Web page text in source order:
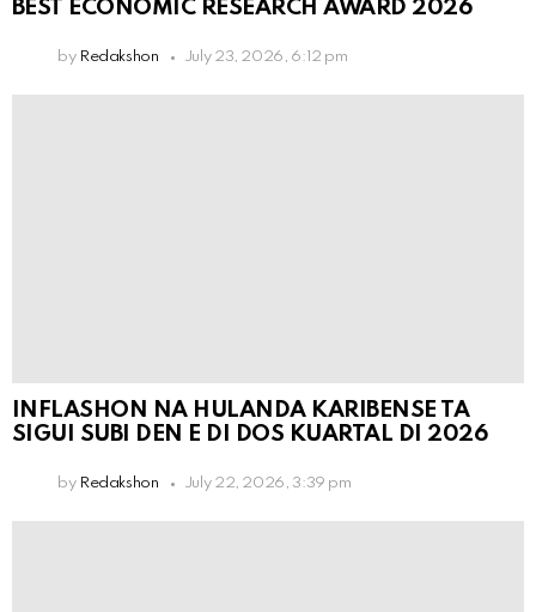
BEST ECONOMIC RESEARCH AWARD 2026
by Redakshon July 23, 2026, 6:12 pm
INFLASHON NA HULANDA KARIBENSE TA
SIGUI SUBI DEN E DI DOS KUARTAL DI 2026
by Redakshon July 22, 2026, 3:39 pm